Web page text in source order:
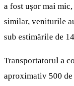
a fost ușor mai
similar, veniturile
sub estimările de
Transportatorul a
aproximativ 500